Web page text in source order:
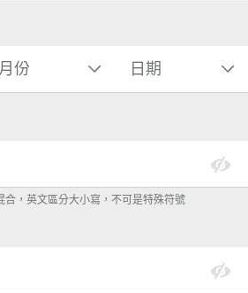
，英文區分大小寫，不可是特殊符號